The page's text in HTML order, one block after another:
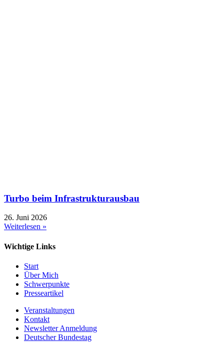
Turbo beim Infrastrukturausbau
26. Juni 2026
Weiterlesen »
Wichtige Links
Start
Über Mich
Schwerpunkte
Presseartikel
Veranstaltungen
Kontakt
Newsletter Anmeldung
Deutscher Bundestag